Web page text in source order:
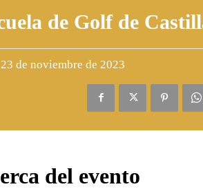
de Golf de
23 de noviembre de 2023
del evento